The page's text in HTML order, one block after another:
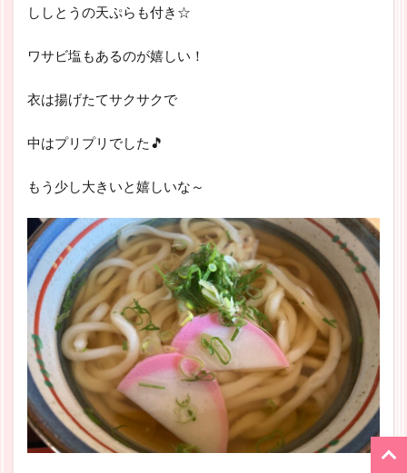
ししとうの天ぷらも付き☆
ワサビ塩もあるのが嬉しい！
衣は揚げたてサクサクで
中はプリプリでした🎵
もう少し大きいと嬉しいな～